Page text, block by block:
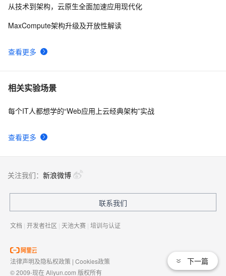
查看更多
从技术到架构，云原生全面加速应用现代化
MaxCompute架构升级及开放性解读
相关实验场景
查看更多
每个IT人都想学的“Web应用上云经典架构”实战
下一篇
关注我们： 新浪微博
联系我们
文档 | 开发者社区 | 天池大赛 | 培训与认证
法律声明及隐私权政策 | Cookies政策
© 2009-现在 Aliyun.com 版权所有